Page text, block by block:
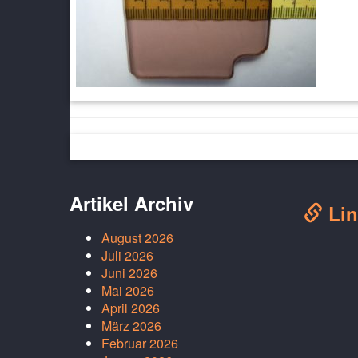
Artikel Archiv
August 2026
Juli 2026
Juni 2026
Mai 2026
April 2026
März 2026
Februar 2026